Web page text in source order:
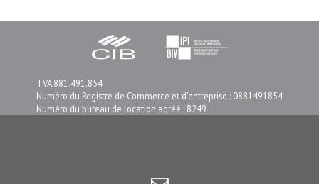
TVA 881.491.854
Numéro du Registre de Commerce et d'entreprise : 0881491854
Numéro du bureau de location agréé : 8249